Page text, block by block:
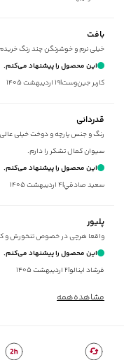
برند :
زیر گروه
شیوه‌برش Regular fit
بافت
خیلی نرم و خوشرنگن چند رنگ خریدم
این محصول را پیشنهاد می‌کنم.
کاربر جین‌وست|۱۹ اردیبهشت ۱۴۰۵
قدردانی
رنگ و جنس پارچه و دوخت خیلی
سیوان کمال تشکر را دارم.
این محصول را پیشنهاد می‌کنم.
سعيد صادقي|۴ اردیبهشت ۱۴۰۵
پلیور
واقعا هرچی در خصوص تنخورش و
این محصول را پیشنهاد می‌کنم.
فرشاد اينالو|۲ اردیبهشت ۱۴۰۵
مشاهده‌همه